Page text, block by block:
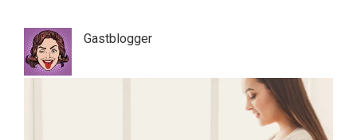
Gastblogger